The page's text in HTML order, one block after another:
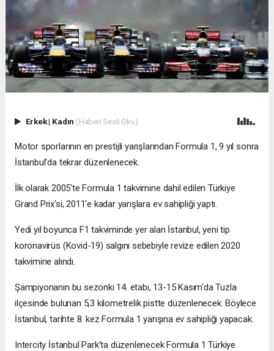
Erkek| Kadın (Haberi Sesli Oku)
Motor sporlarının en prestijli yarışlarından Formula 1, 9 yıl sonra
İstanbul'da tekrar düzenlenecek.
İlk olarak 2005'te Formula 1 takvimine dahil edilen Türkiye
Grand Prix'si, 2011'e kadar yarışlara ev sahipliği yaptı.
Yedi yıl boyunca F1 takviminde yer alan İstanbul, yeni tip
koronavirüs (Kovid-19) salgını sebebiyle revize edilen 2020
takvimine alındı.
Şampiyonanın bu sezonki 14. etabı, 13-15 Kasım'da Tuzla
ilçesinde bulunan 5,3 kilometrelik pistte düzenlenecek. Böylece
İstanbul, tarihte 8. kez Formula 1 yarışına ev sahipliği yapacak.
Intercity İstanbul Park’ta düzenlenecek Formula 1 Türkiye